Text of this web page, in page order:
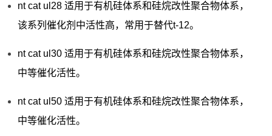
nt cat ul28 适用于有机硅体系和硅烷改性聚合物体系，
该系列催化剂中活性高，常用于替代t-12。
nt cat ul30 适用于有机硅体系和硅烷改性聚合物体系，
中等催化活性。
nt cat ul50 适用于有机硅体系和硅烷改性聚合物体系，
中等催化活性。